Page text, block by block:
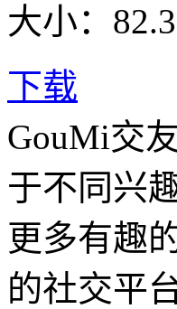
大小：
下载
GouMi交
于不同兴
更多有趣
的社交平